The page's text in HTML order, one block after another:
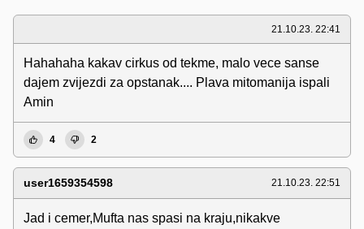
21.10.23. 22:41
Hahahaha kakav cirkus od tekme, malo vece sanse
dajem zvijezdi za opstanak.... Plava mitomanija ispali
Amin
4 2
user1659354598 21.10.23. 22:51
Jad i cemer,Mufta nas spasi na kraju,nikakve